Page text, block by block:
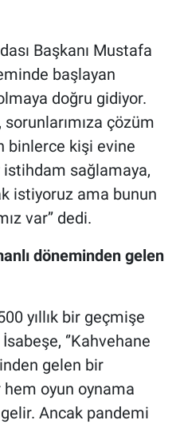
Başkanı Mustafa
başlayan
doğru gidiyor.
çözüm
binlerce kişi evine
sağlamaya,
istiyoruz ama bunun
var’’ dedi.
döneminden gelen
yıllık bir geçmişe
‘’Kahvehane
gelen bir
oyun oynama
Ancak pandemi